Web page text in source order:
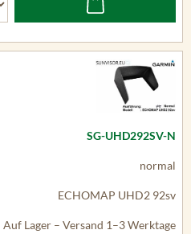
SG-UHD292SV-N
normal
ECHOMAP UHD2 92sv
Auf Lager – Versand 1–3 Werktage